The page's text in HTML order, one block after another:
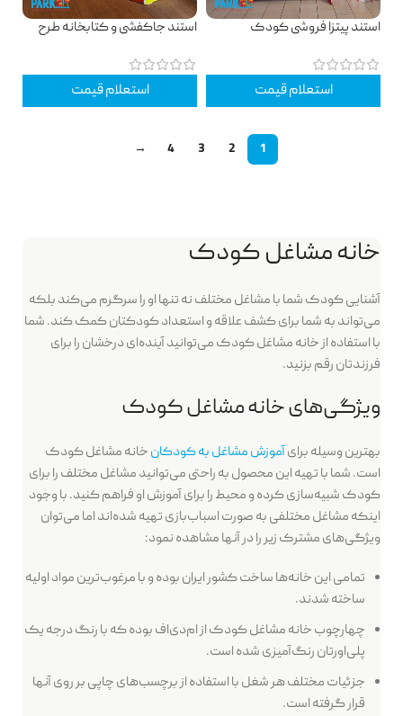
استند پیتزا فروشی کودک
استعلام قیمت
استند جاکفشی و کتابخانه طرح
استعلام قیمت
1
2
3
4
→
خانه مشاغل کودک
آشنایی کودک شما با مشاغل مختلف نه تنها او را سرگرم می‌کند بلکه
می‌تواند به شما برای کشف علاقه و استعداد کودکتان کمک کند. شما
با استفاده از خانه مشاغل کودک می‌توانید آینده‌ای درخشان را برای
فرزندتان رقم بزنید.
ویژگی‌های خانه مشاغل کودک
بهترین وسیله برایآموزش مشاغل به کودکانخانه مشاغل کودک
است. شما با تهیه این محصول به راحتی می‌توانید مشاغل مختلف را برای
کودک شبیه‌سازی کرده و محیط را برای آموزش او فراهم کنید. با وجود
اینکه مشاغل مختلفی به صورت اسباب‌بازی تهیه شده‌اند اما می‌توان
ویژگی‌های مشترک زیر را در آنها مشاهده نمود:
تمامی این خانه‌ها ساخت کشور ایران بوده و با مرغوب‌ترین مواد اولیه
ساخته شدند.
چهارچوب خانه مشاغل کودک از ام‌دی‌اف بوده که با رنگ درجه یک
پلی‌اورتان رنگ‌آمیزی شده است.
جزئیات مختلف هر شغل با استفاده از برچسب‌های چاپی بر روی آنها
قرار گرفته است.